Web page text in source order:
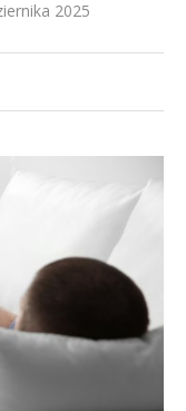
2025